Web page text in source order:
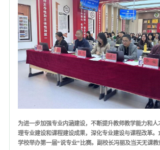
为进一步加强专业内涵建设，不断提升教师教学能力和
理专业建设和课程建设成果，深化专业建设与课程改革。
学校举办第一届“说专业”比赛。副校长冯丽及当天无课